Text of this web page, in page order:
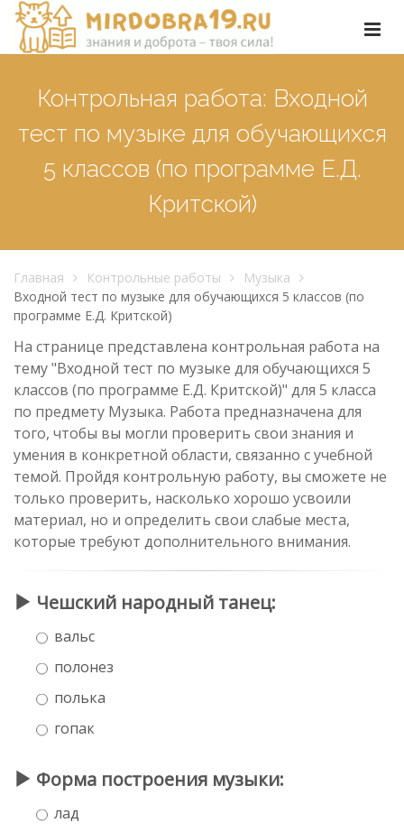
Контрольная работа: Входной
тест по музыке для обучающихся
5 классов (по программе Е.Д.
Критской)
Главная Контрольные работы
Музыка
Входной тест по музыке для обучающихся 5 классов (по
программе Е.Д. Критской)
На странице представлена контрольная работа на
тему "Входной тест по музыке для обучающихся 5
классов (по программе Е.Д. Критской)" для 5 класса
по предмету Музыка. Работа предназначена для
того, чтобы вы могли проверить свои знания и
умения в конкретной области, связанно с учебной
темой. Пройдя контрольную работу, вы сможете не
только проверить, насколько хорошо усвоили
материал, но и определить свои слабые места,
которые требуют дополнительного внимания.
Чешский народный танец:
вальс
полонез
полька
гопак
Форма построения музыки:
лад